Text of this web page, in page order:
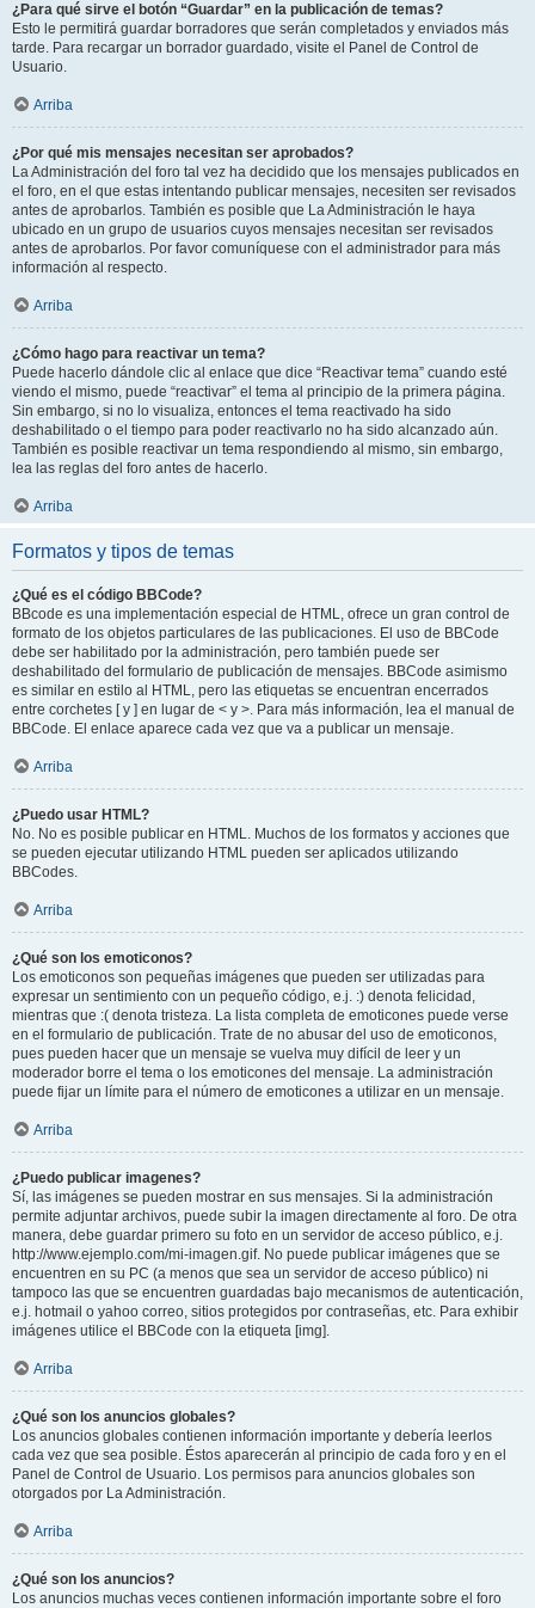
¿Para qué sirve el botón “Guardar” en la publicación de temas?
Esto le permitirá guardar borradores que serán completados y enviados más
tarde. Para recargar un borrador guardado, visite el Panel de Control de
Usuario.
Arriba
¿Por qué mis mensajes necesitan ser aprobados?
La Administración del foro tal vez ha decidido que los mensajes publicados en
el foro, en el que estas intentando publicar mensajes, necesiten ser revisados
antes de aprobarlos. También es posible que La Administración le haya
ubicado en un grupo de usuarios cuyos mensajes necesitan ser revisados
antes de aprobarlos. Por favor comuníquese con el administrador para más
información al respecto.
Arriba
¿Cómo hago para reactivar un tema?
Puede hacerlo dándole clic al enlace que dice “Reactivar tema” cuando esté
viendo el mismo, puede “reactivar” el tema al principio de la primera página.
Sin embargo, si no lo visualiza, entonces el tema reactivado ha sido
deshabilitado o el tiempo para poder reactivarlo no ha sido alcanzado aún.
También es posible reactivar un tema respondiendo al mismo, sin embargo,
lea las reglas del foro antes de hacerlo.
Arriba
Formatos y tipos de temas
¿Qué es el código BBCode?
BBcode es una implementación especial de HTML, ofrece un gran control de
formato de los objetos particulares de las publicaciones. El uso de BBCode
debe ser habilitado por la administración, pero también puede ser
deshabilitado del formulario de publicación de mensajes. BBCode asimismo
es similar en estilo al HTML, pero las etiquetas se encuentran encerrados
entre corchetes [ y ] en lugar de < y >. Para más información, lea el manual de
BBCode. El enlace aparece cada vez que va a publicar un mensaje.
Arriba
¿Puedo usar HTML?
No. No es posible publicar en HTML. Muchos de los formatos y acciones que
se pueden ejecutar utilizando HTML pueden ser aplicados utilizando
BBCodes.
Arriba
¿Qué son los emoticonos?
Los emoticonos son pequeñas imágenes que pueden ser utilizadas para
expresar un sentimiento con un pequeño código, e.j. :) denota felicidad,
mientras que :( denota tristeza. La lista completa de emoticones puede verse
en el formulario de publicación. Trate de no abusar del uso de emoticonos,
pues pueden hacer que un mensaje se vuelva muy difícil de leer y un
moderador borre el tema o los emoticones del mensaje. La administración
puede fijar un límite para el número de emoticones a utilizar en un mensaje.
Arriba
¿Puedo publicar imagenes?
Sí, las imágenes se pueden mostrar en sus mensajes. Si la administración
permite adjuntar archivos, puede subir la imagen directamente al foro. De otra
manera, debe guardar primero su foto en un servidor de acceso público, e.j.
http://www.ejemplo.com/mi-imagen.gif. No puede publicar imágenes que se
encuentren en su PC (a menos que sea un servidor de acceso público) ni
tampoco las que se encuentren guardadas bajo mecanismos de autenticación,
e.j. hotmail o yahoo correo, sitios protegidos por contraseñas, etc. Para exhibir
imágenes utilice el BBCode con la etiqueta [img].
Arriba
¿Qué son los anuncios globales?
Los anuncios globales contienen información importante y debería leerlos
cada vez que sea posible. Éstos aparecerán al principio de cada foro y en el
Panel de Control de Usuario. Los permisos para anuncios globales son
otorgados por La Administración.
Arriba
¿Qué son los anuncios?
Los anuncios muchas veces contienen información importante sobre el foro